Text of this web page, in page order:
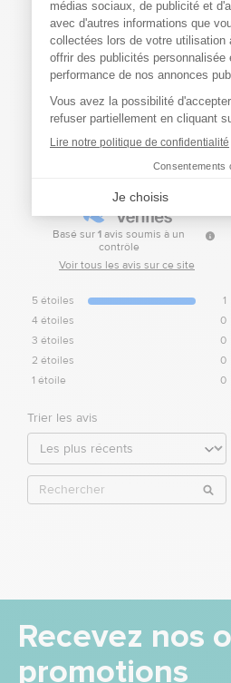
5/5
Basé sur 1 avis soumis à un
contrôle
Voir tous les avis sur ce site
5 étoiles
1
4 étoiles
0
3 étoiles
0
2 étoiles
0
1 étoile 0
Trier les avis
Recevez nos
promotions